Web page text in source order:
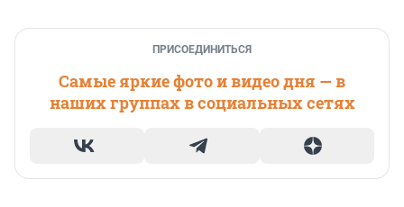
ПРИСОЕДИНИТЬСЯ
Самые яркие фото и видео дня — в
наших группах в социальных сетях